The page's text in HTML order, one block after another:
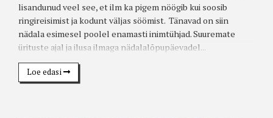
lisandunud veel see, et ilm ka pigem nöögib kui soosib
ringireisimist ja kodunt väljas söömist. Tänavad on siin
nädala esimesel poolel enamasti inimtühjad. Suuremate
ürituste ajal ja ilusa ilmaga nädalalõpupäevadel...
Loe edasi